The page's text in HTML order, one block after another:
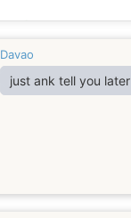
💕
Davao
just ank tell you later